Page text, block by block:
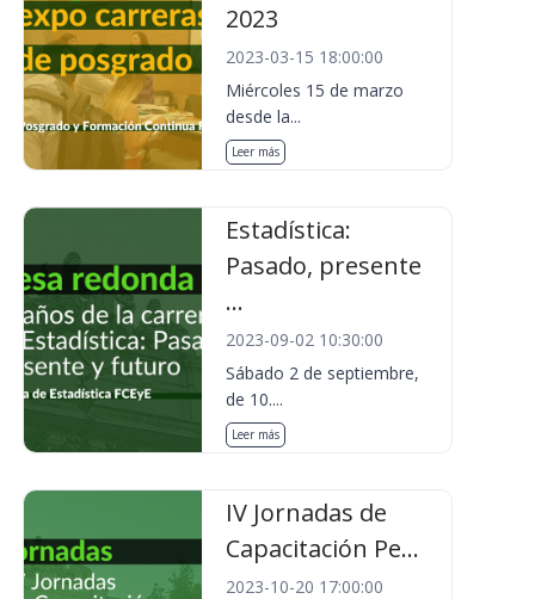
2023
2023-03-15 18:00:00
Miércoles 15 de marzo
desde la...
Leer más
Estadística:
Pasado, presente
...
2023-09-02 10:30:00
Sábado 2 de septiembre,
de 10....
Leer más
IV Jornadas de
Capacitación Pe...
2023-10-20 17:00:00